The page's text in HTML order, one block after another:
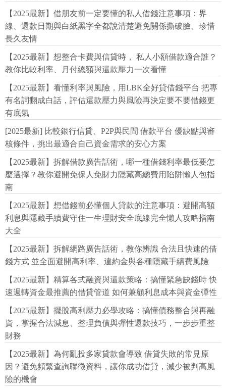
【2025最新】借朋友前一定要懂的私人借錢注意事項：界
線、還款日期與白紙黑字全都說清楚避免關係撕破臉、珍惜
長久友情
【2025最新】想整合卡費與信貸時， 私人小額借款適合誰？
教你比較利率、月付總額與還款壓力一次看懂
【2025最新】看懂利率與風險，用LBK全好貸借錢平台 把專
有名詞翻成白話，評估還款壓力與風險再決定要不要借錢更
有底氣
[2025最新] 比較銀行信貸、P2P與民間 借款平台 優缺點與審
核條件，挑出最適合自己資金需求的安心方案
【2025最新】拆解借款廣告話術，哪一種借錢利率最低要怎
麼選擇？教你避開免保人免財力隱藏高總費用陷阱懶人包指
南
【2025最新】想借錢前必懂個人貸款的注意事項：避開高額
利息與隱藏手續費守住一生理財安全底線完全懶人攻略指南
大全
【2025最新】拆解網路廣告話術，教你辨識 合法且快速的借
錢方式 並全面避開高利率、違約金與各種隱藏手續費風險
【2025最新】精算各式融資與還款策略：搞懂緊急缺錢時 快
速週轉資金最推薦的借貸管道 如何兼顧利息成本與資金彈性
【2025最新】擺脫高利壓力必學攻略：搞懂債務整合與再融
資，掌握合法減息、整理負債與彈性還款技巧，一步步重整
財務
【2025最新】為何亂投多家貸款會導致 借貸失敗的常見原
因？避免頻繁查詢聯徵資料，讓你成功借貸，減少被判高風
險的機會